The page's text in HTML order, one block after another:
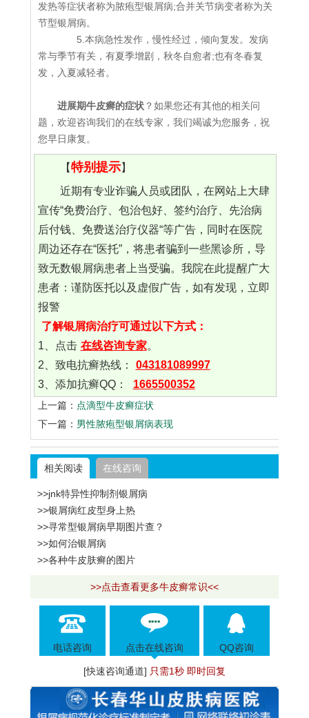
发热等症状者称为脓疱型银屑病;合并关节病变者称为关
节型银屑病。
5.本病急性发作，慢性经过，倾向复发。发病
常与季节有关，有夏季增剧，秋冬自愈者;也有冬春复
发，入夏减轻者。
进展期牛皮癣的症状 ？如果您还有其他的相关问
题，欢迎咨询我们的在线专家，我们竭诚为您服务，祝
您早日康复。
【特别提示】
近期有专业诈骗人员或团队，在网站上大肆
宣传“免费治疗、包治包好、签约治疗、先治病
后付钱、免费送治疗仪器“等广告，同时在医院
周边还存在“医托”，将患者骗到一些黑诊所，导
致无数银屑病患者上当受骗。我院在此提醒广大
患者：谨防医托以及虚假广告，如有发现，立即
报警
了解银屑病治疗可通过以下方式：
1、点击 在线咨询专家。
2、致电抗癣热线：
043181089997
3、添加抗癣QQ：
1665500352
上一篇： 点滴型牛皮癣症状
下一篇： 男性脓疱型银屑病表现
相关阅读 在线咨询
>>jnk特异性抑制剂银屑病
>>银屑病红皮型身上热
>>寻常型银屑病早期图片查？
>>如何治银屑病
>>各种牛皮肤癣的图片
>>点击查看更多牛皮癣常识<<
电话咨询 点击在线咨询 QQ咨询
[快速咨询通道] 只需1秒 即时回复